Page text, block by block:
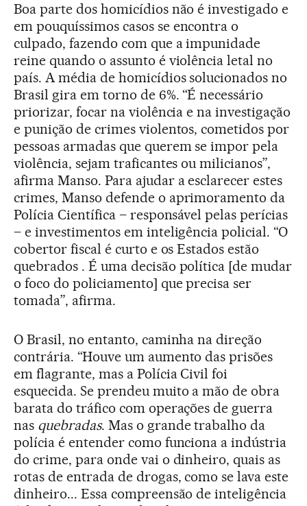
Boa parte dos homicídios não é investigado e
em pouquíssimos casos se encontra o
culpado, fazendo com que a impunidade
reine quando o assunto é violência letal no
país. A média de homicídios solucionados no
Brasil gira em torno de 6%. “É necessário
priorizar, focar na violência e na investigação
e punição de crimes violentos, cometidos por
pessoas armadas que querem se impor pela
violência, sejam traficantes ou milicianos”,
afirma Manso. Para ajudar a esclarecer estes
crimes, Manso defende o aprimoramento da
Polícia Científica – responsável pelas perícias
– e investimentos em inteligência policial. “O
cobertor fiscal é curto e os Estados estão
quebrados . É uma decisão política [de mudar
o foco do policiamento] que precisa ser
tomada”, afirma.
O Brasil, no entanto, caminha na direção
contrária. “Houve um aumento das prisões
em flagrante, mas a Polícia Civil foi
esquecida. Se prendeu muito a mão de obra
barata do tráfico com operações de guerra
nas quebradas. Mas o grande trabalho da
polícia é entender como funciona a indústria
do crime, para onde vai o dinheiro, quais as
rotas de entrada de drogas, como se lava este
dinheiro... Essa compreensão de inteligência